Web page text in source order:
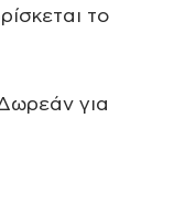
το
για